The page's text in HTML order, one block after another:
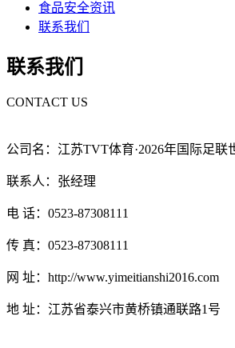
食品安全资讯
联系我们
联系我们
CONTACT US
公司名：江苏TVT体育·2026年国际足联
联系人：张经理
电 话：0523-87308111
传 真：0523-87308111
网 址：http://www.yimeitianshi2016.com
地 址：江苏省泰兴市黄桥镇通联路1号